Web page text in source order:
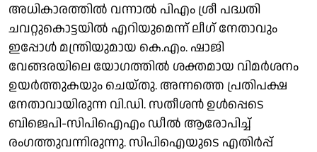
അധികാരത്തില്‍ വന്നാല്‍ പിഎം ശ്രീ പദ്ധതി
ചവറ്റുകൊട്ടയില്‍ എറിയുമെന്ന് ലീഗ് നേതാവും
ഇപ്പോള്‍ മന്ത്രിയുമായ കെ.എം. ഷാജി
വേങ്ങരയിലെ യോഗത്തില്‍ ശക്തമായ വിമര്‍ശനം
ഉയര്‍ത്തുകയും ചെയ്തു. അന്നത്തെ പ്രതിപക്ഷ
നേതാവായിരുന്ന വി.ഡി. സതീശന്‍ ഉള്‍പ്പെടെ
ബിജെപി-സിപിഐഎം ഡീല്‍ ആരോപിച്ച്
രംഗത്തുവന്നിരുന്നു. സിപിഐയുടെ എതിര്‍പ്പ്